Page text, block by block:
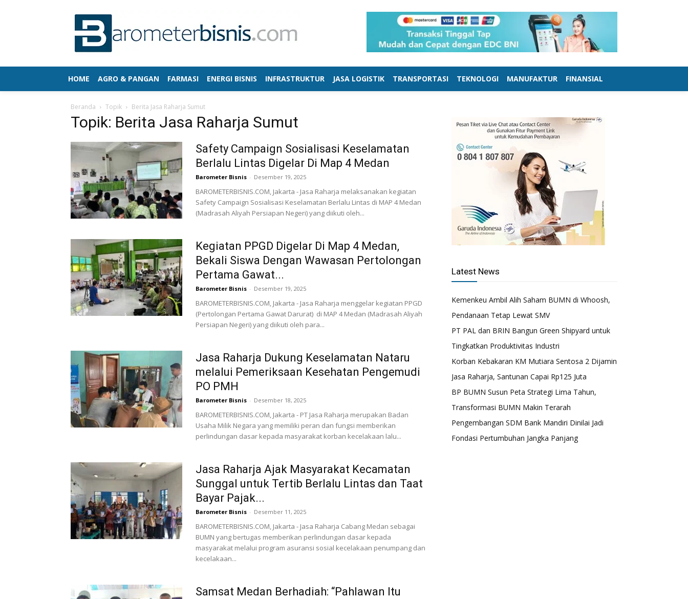
HOME AGRO & PANGAN FARMASI ENERGI BISNIS INFRASTRUKTUR JASA LOGISTIK TRANSPORTASI TEKNOLOGI MANUFAKTUR FINANSIAL
Beranda Topik Berita Jasa Raharja Sumut
Topik: Berita Jasa Raharja Sumut
Safety Campaign Sosialisasi Keselamatan
Berlalu Lintas Digelar Di Map 4 Medan
Barometer Bisnis - Desember 19, 2025
BAROMETERBISNIS.COM, Jakarta - Jasa Raharja melaksanakan kegiatan
Safety Campaign Sosialisasi Keselamatan Berlalu Lintas di MAP 4 Medan
(Madrasah Aliyah Persiapan Negeri) yang diikuti oleh...
Kegiatan PPGD Digelar Di Map 4 Medan,
Bekali Siswa Dengan Wawasan Pertolongan
Pertama Gawat...
Barometer Bisnis - Desember 19, 2025
BAROMETERBISNIS.COM, Jakarta - Jasa Raharja menggelar kegiatan PPGD
(Pertolongan Pertama Gawat Darurat) di MAP 4 Medan (Madrasah Aliyah
Persiapan Negeri) yang diikuti oleh para...
Jasa Raharja Dukung Keselamatan Nataru
melalui Pemeriksaan Kesehatan Pengemudi
PO PMH
Barometer Bisnis - Desember 18, 2025
BAROMETERBISNIS.COM, Jakarta - PT Jasa Raharja merupakan Badan
Usaha Milik Negara yang memiliki peran dan fungsi memberikan
perlindungan dasar kepada masyarakat korban kecelakaan lalu...
Jasa Raharja Ajak Masyarakat Kecamatan
Sunggal untuk Tertib Berlalu Lintas dan Taat
Bayar Pajak...
Barometer Bisnis - Desember 11, 2025
BAROMETERBISNIS.COM, Jakarta - Jasa Raharja Cabang Medan sebagai
BUMN yang bertugas memberikan perlindungan dasar kepada
masyarakat melalui program asuransi sosial kecelakaan penumpang dan
kecelakaan...
Samsat Medan Berhadiah: “Pahlawan Itu
Latest News
Kemenkeu Ambil Alih Saham BUMN di Whoosh,
Pendanaan Tetap Lewat SMV
PT PAL dan BRIN Bangun Green Shipyard untuk
Tingkatkan Produktivitas Industri
Korban Kebakaran KM Mutiara Sentosa 2 Dijamin
Jasa Raharja, Santunan Capai Rp125 Juta
BP BUMN Susun Peta Strategi Lima Tahun,
Transformasi BUMN Makin Terarah
Pengembangan SDM Bank Mandiri Dinilai Jadi
Fondasi Pertumbuhan Jangka Panjang